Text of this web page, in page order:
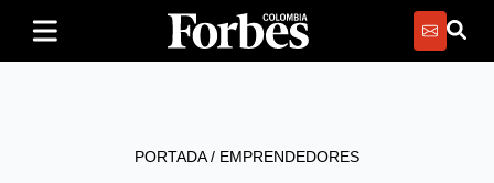
PORTADA/ EMPRENDEDORES